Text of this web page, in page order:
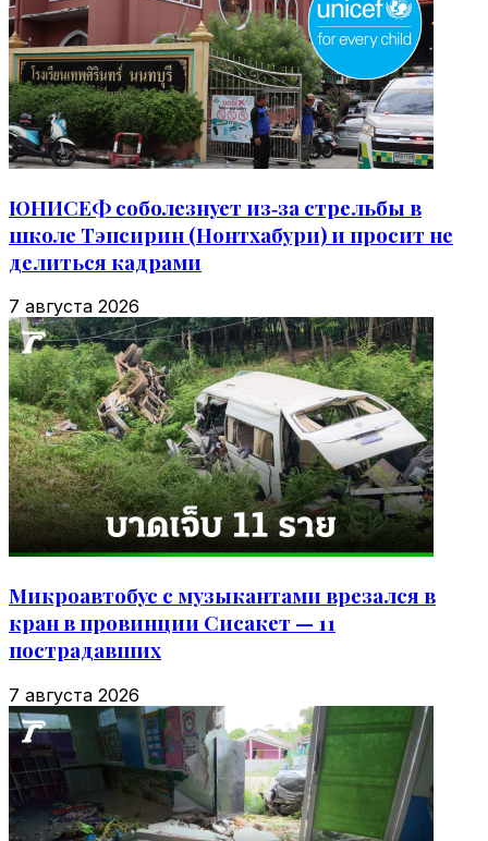
ЮНИСЕФ соболезнует из‑за стрельбы в
школе Тэпсирин (Нонтхабури) и просит не
делиться кадрами
7 августа 2026
Микроавтобус с музыкантами врезался в
кран в провинции Сисакет — 11
пострадавших
7 августа 2026